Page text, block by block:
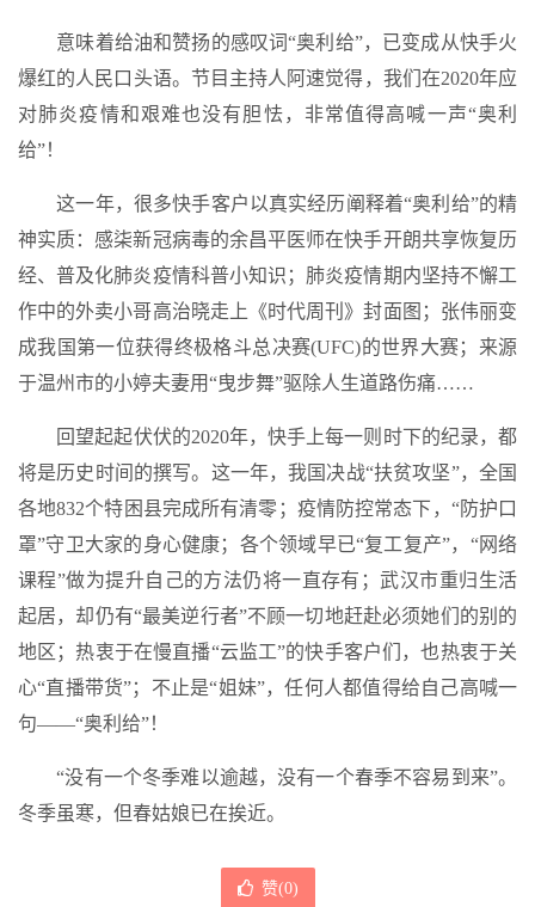
意味着给油和赞扬的感叹词“奥利给”，已变成从快手火
爆红的人民口头语。节目主持人阿速觉得，我们在2020年应
对肺炎疫情和艰难也没有胆怯，非常值得高喊一声“奥利
给”！
这一年，很多快手客户以真实经历阐释着“奥利给”的精
神实质：感柒新冠病毒的余昌平医师在快手开朗共享恢复历
经、普及化肺炎疫情科普小知识；肺炎疫情期内坚持不懈工
作中的外卖小哥高治晓走上《时代周刊》封面图；张伟丽变
成我国第一位获得终极格斗总决赛(UFC)的世界大赛；来源
于温州市的小婷夫妻用“曳步舞”驱除人生道路伤痛……
回望起起伏伏的2020年，快手上每一则时下的纪录，都
将是历史时间的撰写。这一年，我国决战“扶贫攻坚”，全国
各地832个特困县完成所有清零；疫情防控常态下，“防护口
罩”守卫大家的身心健康；各个领域早已“复工复产”，“网络
课程”做为提升自己的方法仍将一直存有；武汉市重归生活
起居，却仍有“最美逆行者”不顾一切地赶赴必须她们的别的
地区；热衷于在慢直播“云监工”的快手客户们，也热衷于关
心“直播带货”；不止是“姐妹”，任何人都值得给自己高喊一
句——“奥利给”！
“没有一个冬季难以逾越，没有一个春季不容易到来”。
冬季虽寒，但春姑娘已在挨近。
赞(0)